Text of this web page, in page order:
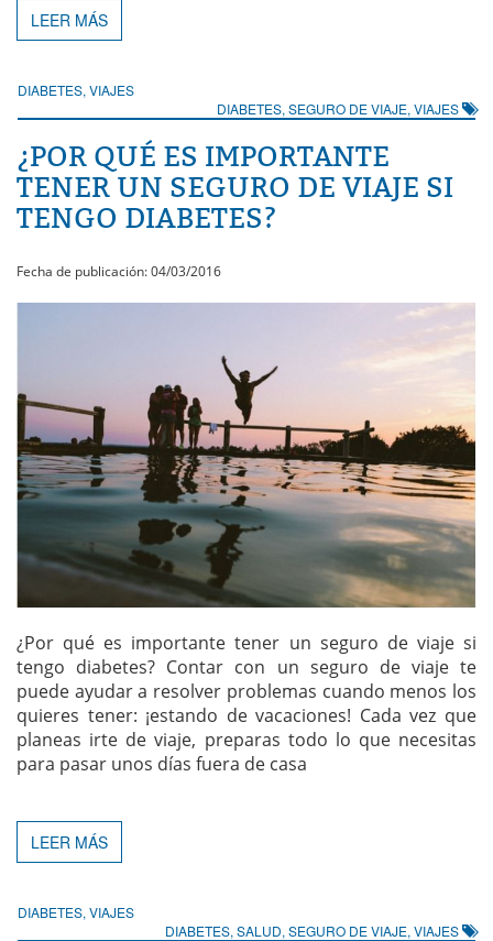
LEER MÁS
DIABETES, VIAJES
DIABETES, SEGURO DE VIAJE, VIAJES
¿POR QUÉ ES IMPORTANTE
TENER UN SEGURO DE VIAJE SI
TENGO DIABETES?
Fecha de publicación: 04/03/2016
¿Por qué es importante tener un seguro de viaje si
tengo diabetes? Contar con un seguro de viaje te
puede ayudar a resolver problemas cuando menos los
quieres tener: ¡estando de vacaciones! Cada vez que
planeas irte de viaje, preparas todo lo que necesitas
para pasar unos días fuera de casa
LEER MÁS
DIABETES, VIAJES
DIABETES, SALUD, SEGURO DE VIAJE, VIAJES